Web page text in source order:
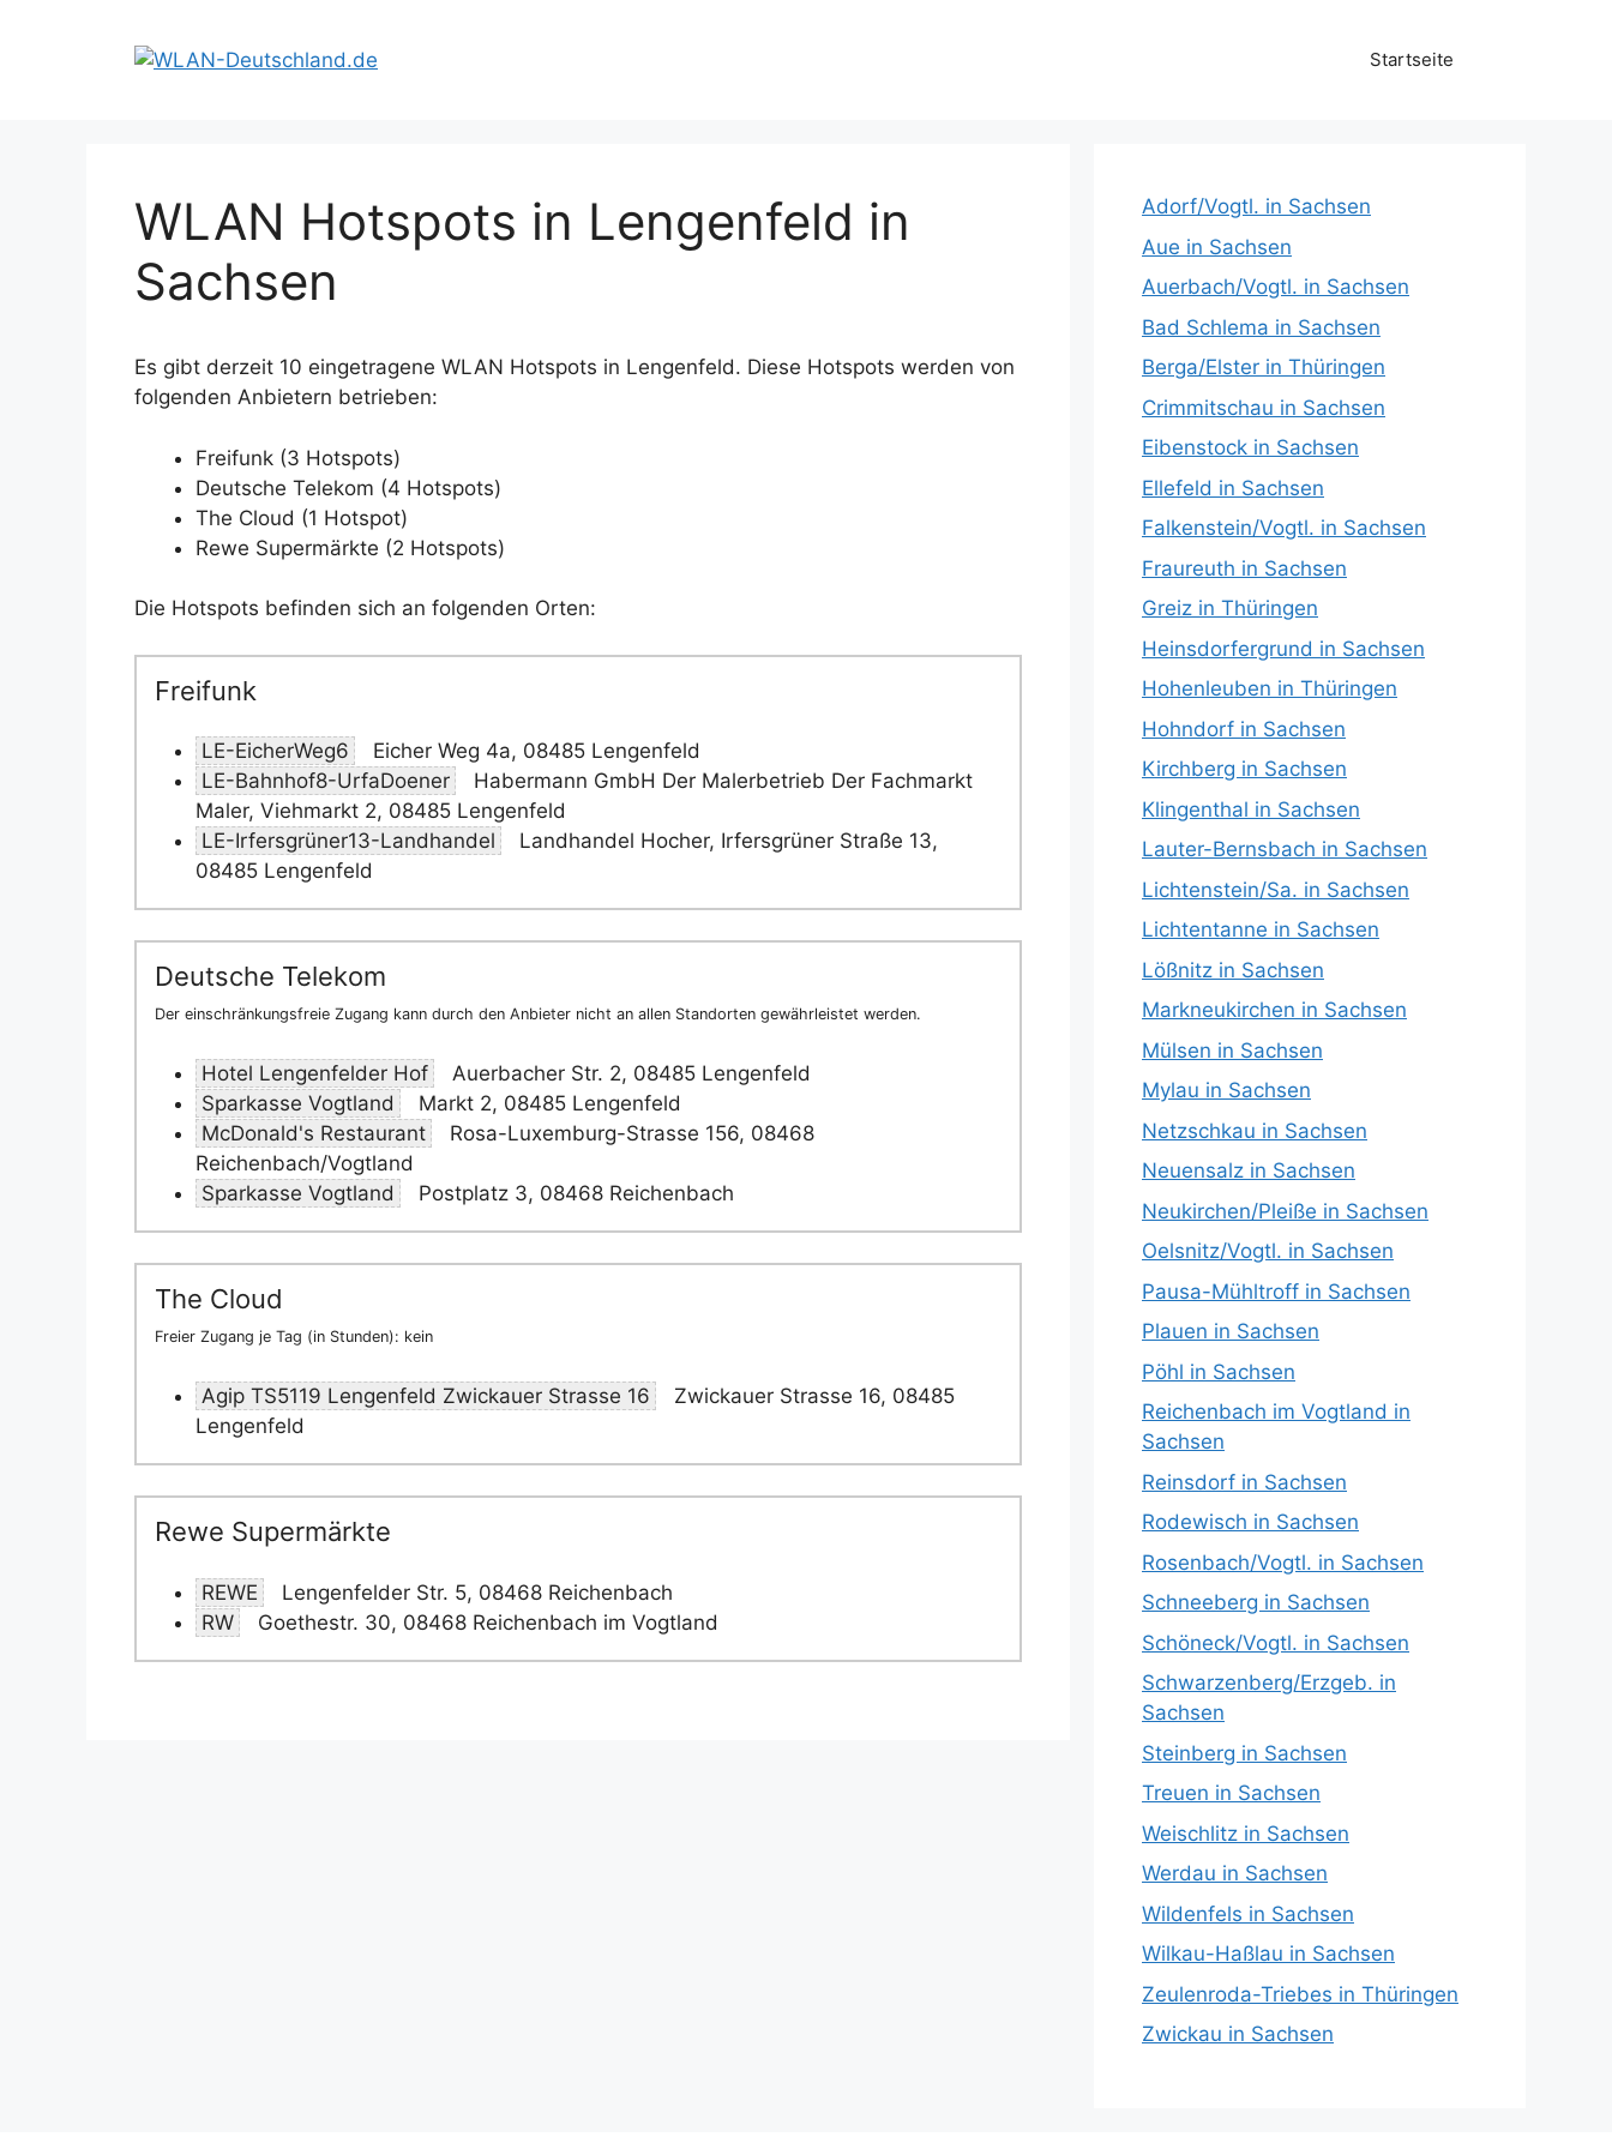
Startseite
WLAN Hotspots in Lengenfeld in
Sachsen
Es gibt derzeit 10 eingetragene WLAN Hotspots in Lengenfeld. Diese Hotspots werden von
folgenden Anbietern betrieben:
Freifunk (3 Hotspots)
Deutsche Telekom (4 Hotspots)
The Cloud (1 Hotspot)
Rewe Supermärkte (2 Hotspots)
Die Hotspots befinden sich an folgenden Orten:
Freifunk
LE-EicherWeg6
Eicher Weg 4a, 08485 Lengenfeld
LE-Bahnhof8-UrfaDoener
Habermann GmbH Der Malerbetrieb Der Fachmarkt
Maler, Viehmarkt 2, 08485 Lengenfeld
LE-Irfersgrüner13-Landhandel
Landhandel Hocher, Irfersgrüner Straße 13,
08485 Lengenfeld
Deutsche Telekom
Der einschränkungsfreie Zugang kann durch den Anbieter nicht an allen Standorten gewährleistet werden.
Hotel Lengenfelder Hof
Auerbacher Str. 2, 08485 Lengenfeld
Sparkasse Vogtland
Markt 2, 08485 Lengenfeld
McDonald's Restaurant
Rosa-Luxemburg-Strasse 156, 08468
Reichenbach/Vogtland
Sparkasse Vogtland
Postplatz 3, 08468 Reichenbach
The Cloud
Freier Zugang je Tag (in Stunden): kein
Agip TS5119 Lengenfeld Zwickauer Strasse 16
Zwickauer Strasse 16, 08485
Lengenfeld
Rewe Supermärkte
REWE
Lengenfelder Str. 5, 08468 Reichenbach
RW
Goethestr. 30, 08468 Reichenbach im Vogtland
Adorf/Vogtl. in Sachsen
Aue in Sachsen
Auerbach/Vogtl. in Sachsen
Bad Schlema in Sachsen
Berga/Elster in Thüringen
Crimmitschau in Sachsen
Eibenstock in Sachsen
Ellefeld in Sachsen
Falkenstein/Vogtl. in Sachsen
Fraureuth in Sachsen
Greiz in Thüringen
Heinsdorfergrund in Sachsen
Hohenleuben in Thüringen
Hohndorf in Sachsen
Kirchberg in Sachsen
Klingenthal in Sachsen
Lauter-Bernsbach in Sachsen
Lichtenstein/Sa. in Sachsen
Lichtentanne in Sachsen
Lößnitz in Sachsen
Markneukirchen in Sachsen
Mülsen in Sachsen
Mylau in Sachsen
Netzschkau in Sachsen
Neuensalz in Sachsen
Neukirchen/Pleiße in Sachsen
Oelsnitz/Vogtl. in Sachsen
Pausa-Mühltroff in Sachsen
Plauen in Sachsen
Pöhl in Sachsen
Reichenbach im Vogtland in
Sachsen
Reinsdorf in Sachsen
Rodewisch in Sachsen
Rosenbach/Vogtl. in Sachsen
Schneeberg in Sachsen
Schöneck/Vogtl. in Sachsen
Schwarzenberg/Erzgeb. in
Sachsen
Steinberg in Sachsen
Treuen in Sachsen
Weischlitz in Sachsen
Werdau in Sachsen
Wildenfels in Sachsen
Wilkau-Haßlau in Sachsen
Zeulenroda-Triebes in Thüringen
Zwickau in Sachsen